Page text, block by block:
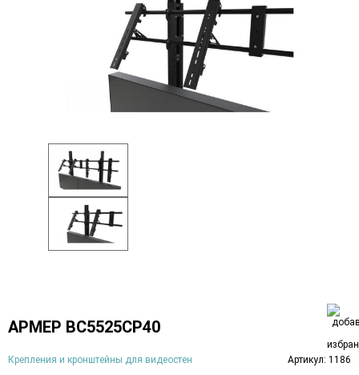
АРМЕР ВС5525СР40
Крепления и кронштейны для видеостен Артикул: 1186